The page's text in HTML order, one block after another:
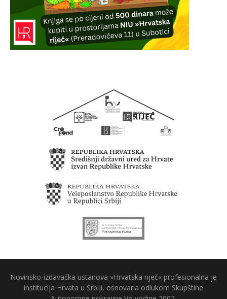
Novinsko-izdavačka ustanova »Hrvatska riječ« profesionalna je
institucija Hrvata u Srbiji, osnovana odlukom Skupštine